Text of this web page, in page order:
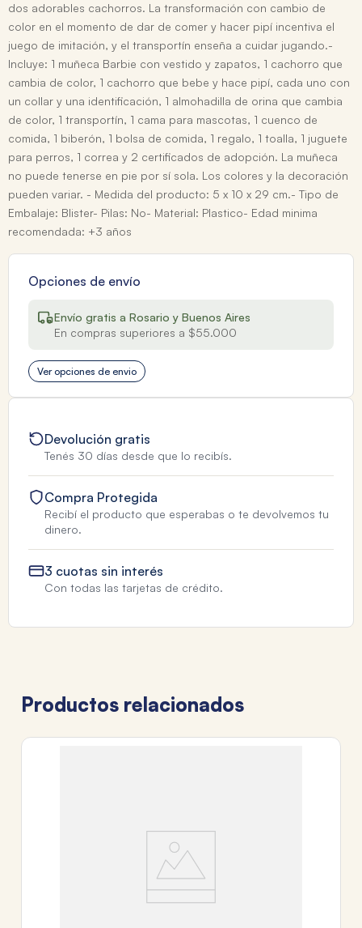
dos adorables cachorros. La transformación con cambio de
color en el momento de dar de comer y hacer pipí incentiva el
juego de imitación, y el transportín enseña a cuidar jugando.-
Incluye: 1 muñeca Barbie con vestido y zapatos, 1 cachorro que
cambia de color, 1 cachorro que bebe y hace pipí, cada uno con
un collar y una identificación, 1 almohadilla de orina que cambia
de color, 1 transportín, 1 cama para mascotas, 1 cuenco de
comida, 1 biberón, 1 bolsa de comida, 1 regalo, 1 toalla, 1 juguete
para perros, 1 correa y 2 certificados de adopción. La muñeca
no puede tenerse en pie por sí sola. Los colores y la decoración
pueden variar. - Medida del producto: 5 x 10 x 29 cm.- Tipo de
Embalaje: Blister- Pilas: No- Material: Plastico- Edad minima
recomendada: +3 años
Opciones de envío
Envío gratis a Rosario y Buenos Aires
En compras superiores a $55.000
Ver opciones de envio
Devolución gratis
Tenés 30 días desde que lo recibís.
Compra Protegida
Recibí el producto que esperabas o te devolvemos tu
dinero.
3 cuotas sin interés
Con todas las tarjetas de crédito.
Productos relacionados